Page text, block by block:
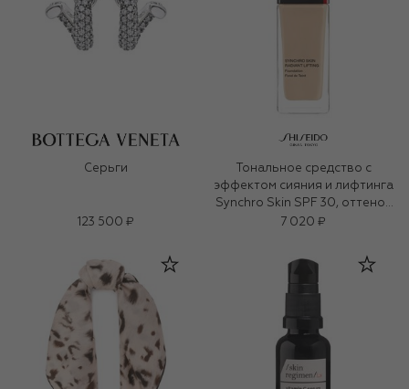
Серьги
123 500 ₽
Тональное средство с
эффектом сияния и лифтинга
Synchro Skin SPF 30, оттенок
220 Linen (30ml)
7 020 ₽